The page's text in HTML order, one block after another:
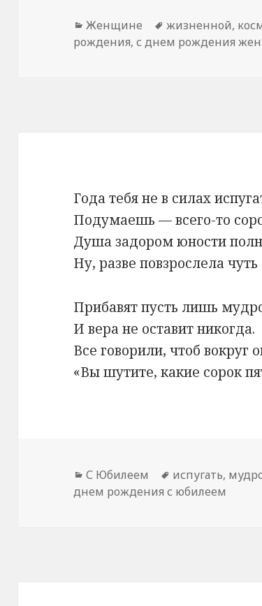
Рубрики
Женщине Метки
жизненной,
рождения,с днем рождения
Года тебя не в силах
Подумаешь — всего-то
Душа задором юности
Ну, разве повзрослела чуть
Прибавят пусть лишь
И вера не оставит никогда.
Все говорили, чтоб вокруг
«Вы шутите, какие сорок
Рубрики
С Юбилеем Метки
испугать,
днем рождения с юбилеем